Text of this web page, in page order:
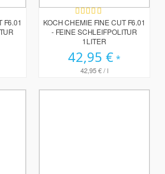
F6.01
Bewertung:
100%
KOCH CHEMIE FINE CUT F6.01
- FEINE SCHLEIFPOLITUR
1LITER
42,95 €
42,95 €/ l